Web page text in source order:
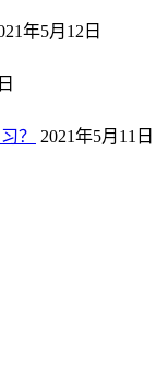
年5月12日
？
2021年5月11日